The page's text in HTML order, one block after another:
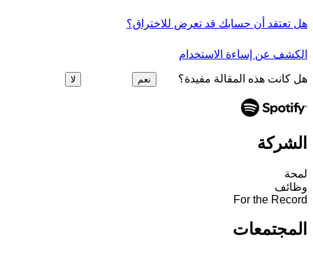
هل تعتقد أن حسابك قد تعرض للاختراق؟
الكشف عن إساءة الاستخدام
هل كانت هذه المقالة مفيدة؟ نعم لا
الشركة
لمحة
وظائف
For the Record
المجتمعات